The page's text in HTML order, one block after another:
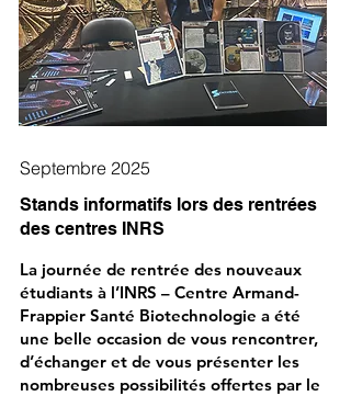
Septembre 2025
Stands informatifs lors des rentrées
des centres INRS
La journée de rentrée des nouveaux
étudiants à l’INRS – Centre Armand-
Frappier Santé Biotechnologie a été
une belle occasion de vous rencontrer,
d’échanger et de vous présenter les
nombreuses possibilités offertes par le